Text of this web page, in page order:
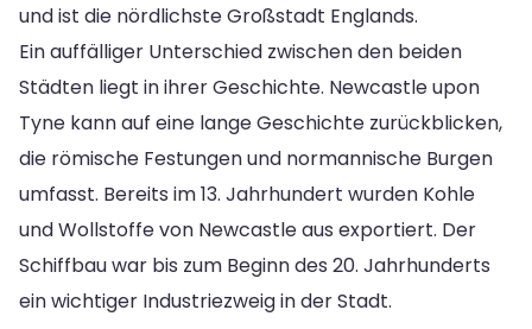
und ist die nördlichste Großstadt Englands.
Ein auffälliger Unterschied zwischen den beiden
Städten liegt in ihrer Geschichte. Newcastle upon
Tyne kann auf eine lange Geschichte zurückblicken,
die römische Festungen und normannische Burgen
umfasst. Bereits im 13. Jahrhundert wurden Kohle
und Wollstoffe von Newcastle aus exportiert. Der
Schiffbau war bis zum Beginn des 20. Jahrhunderts
ein wichtiger Industriezweig in der Stadt.